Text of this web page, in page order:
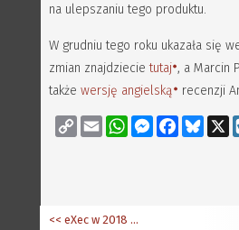
na ulepszaniu tego produktu.
W grudniu tego roku ukazała się
zmian znajdziecietutaj , a Marcin
także wersję angielską recenzji
Copy
Link
Email WhatsAppMessenger
Facebook
<< eXec w 2018 roku - zmiany i statystyki